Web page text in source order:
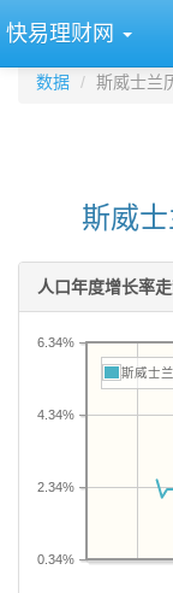
快易理财网
数据 斯威士兰
斯威
人口年度增长率
0.34%
2.34%
4.34%
6.34%
斯威士兰